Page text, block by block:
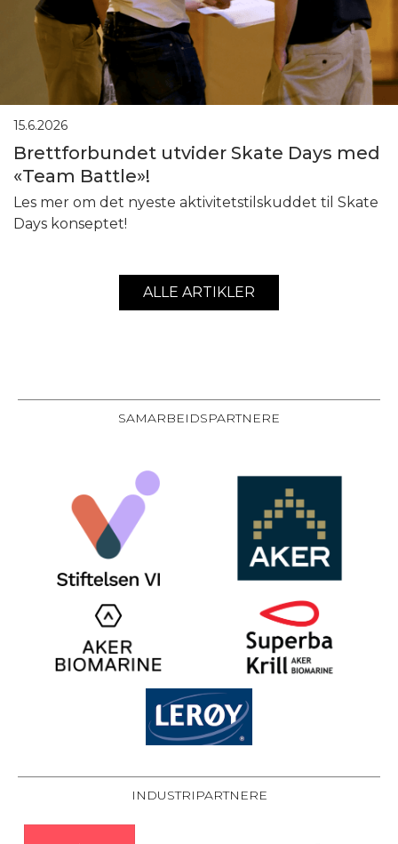
15.6.2026
Brettforbundet utvider Skate Days med
«Team Battle»!
Les mer om det nyeste aktivitetstilskuddet til Skate
Days konseptet!
ALLE ARTIKLER
SAMARBEIDSPARTNERE
INDUSTRIPARTNERE